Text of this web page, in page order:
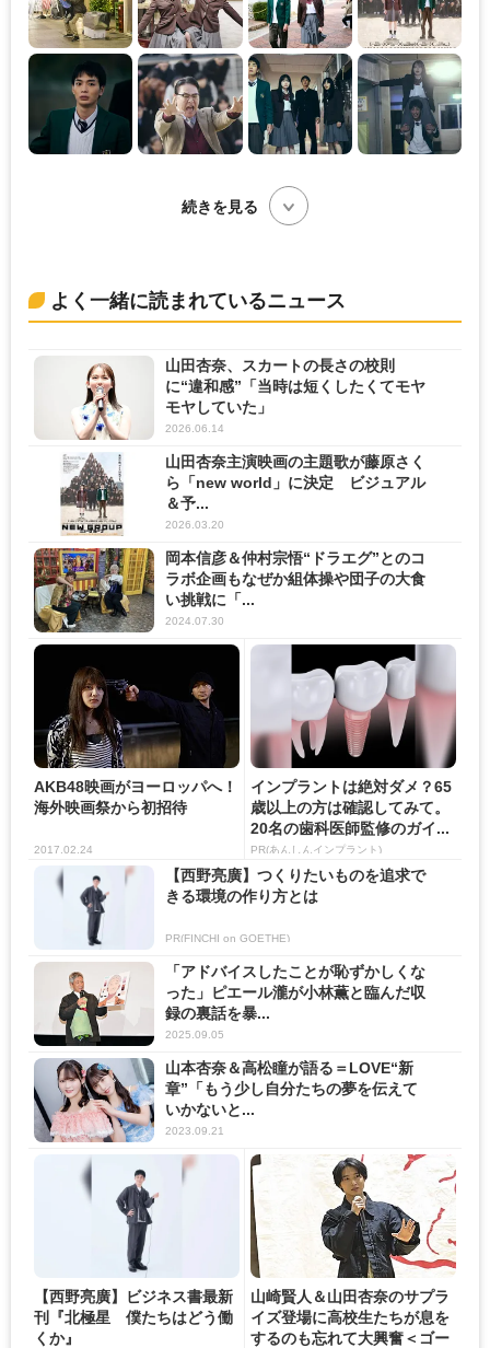
続きを見る
よく一緒に読まれているニュース
山田杏奈、スカートの長さの校則
に“違和感”「当時は短くしたくてモヤ
モヤしていた」
2026.06.14
山田杏奈主演映画の主題歌が藤原さく
ら「new world」に決定 ビジュアル
＆予...
2026.03.20
岡本信彦＆仲村宗悟“ドラエグ”とのコ
ラボ企画もなぜか組体操や団子の大食
い挑戦に「...
2024.07.30
AKB48映画がヨーロッパへ！
海外映画祭から初招待
2017.02.24
インプラントは絶対ダメ？65
歳以上の方は確認してみて。
20名の歯科医師監修のガイ...
PR(あんしんインプラント)
【西野亮廣】つくりたいものを追求で
きる環境の作り方とは
PR(FINCHI on GOETHE)
「アドバイスしたことが恥ずかしくな
った」ピエール瀧が小林薫と臨んだ収
録の裏話を暴...
2025.09.05
山本杏奈＆高松瞳が語る＝LOVE“新
章”「もう少し自分たちの夢を伝えて
いかないと...
2023.09.21
【西野亮廣】ビジネス書最新
刊『北極星 僕たちはどう働
くか』
山崎賢人＆山田杏奈のサプラ
イズ登場に高校生たちが息を
するのも忘れて大興奮＜ゴー